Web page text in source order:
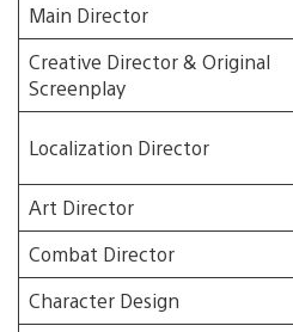
Main Director
Creative Director & Original
Screenplay
Localization Director
Art Director
Combat Director
Character Design